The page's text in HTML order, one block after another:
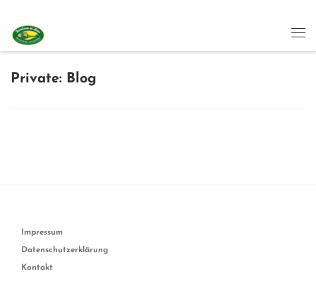
Private: Blog
Impressum
Datenschutzerklärung
Kontakt